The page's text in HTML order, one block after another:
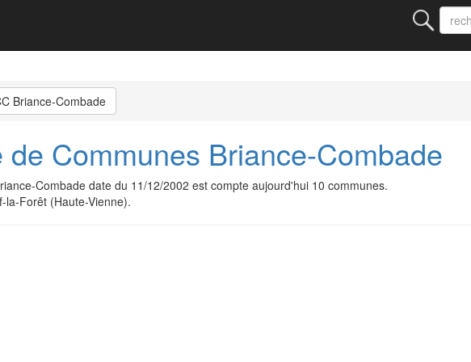
Briance-Combade
de Communes Briance-Combade
Combade date du 11/12/2002 est compte aujourd'hui 10 communes.
la-Forêt (Haute-Vienne).